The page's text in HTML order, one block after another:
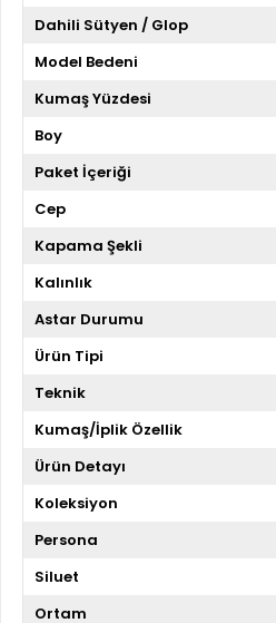
Dahili Sütyen / Glop
Model Bedeni
Kumaş Yüzdesi
Boy
Paket İçeriği
Cep
Kapama Şekli
Kalınlık
Astar Durumu
Ürün Tipi
Teknik
Kumaş/İplik Özellik
Ürün Detayı
Koleksiyon
Persona
Siluet
Ortam